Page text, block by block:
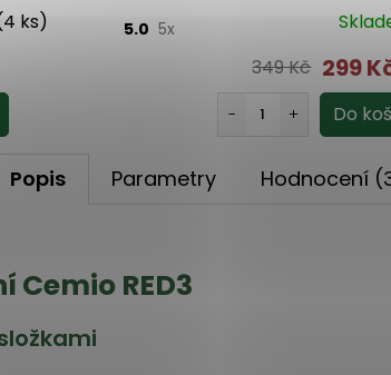
ks)
5.0 5x
349 Kč 299
Popis Parametry Hodnocení
Cemio RED3